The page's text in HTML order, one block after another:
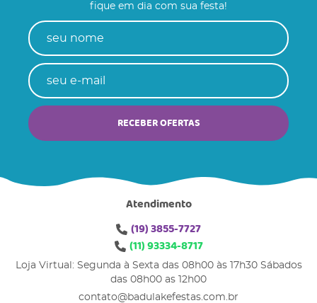
fique em dia com sua festa!
RECEBER OFERTAS
Atendimento
(19)3855-7727
(11)93334-8717
Loja Virtual: Segunda à Sexta das 08h00 às 17h30 Sábados
das 08h00 as 12h00
contato@badulakefestas.com.br